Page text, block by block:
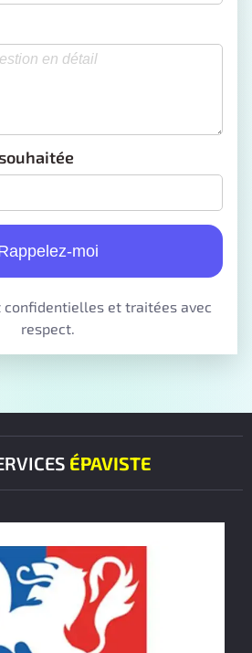
moi
confidentielles et traitées avec
respect.
ÉPAVISTE